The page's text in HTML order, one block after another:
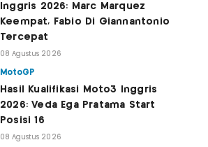
Inggris 2026: Marc Marquez
Keempat, Fabio Di Giannantonio
Tercepat
08 Agustus 2026
MotoGP
Hasil Kualifikasi Moto3 Inggris
2026: Veda Ega Pratama Start
Posisi 16
08 Agustus 2026